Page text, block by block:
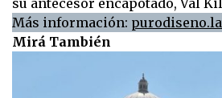
su antecesor encapotado, Val
Más información:
Mirá También